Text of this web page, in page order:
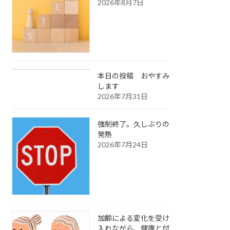
2026年8月7日
本日の投稿 おやすみ
します
2026年7月31日
強制終了。久しぶりの
発熱
2026年7月24日
加齢による変化を受け
入れながら、健康と付